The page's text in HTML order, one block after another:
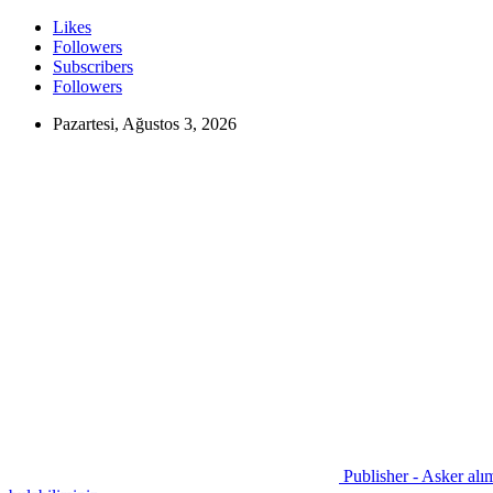
Likes
Followers
Subscribers
Followers
Pazartesi, Ağustos 3, 2026
Publisher - Asker